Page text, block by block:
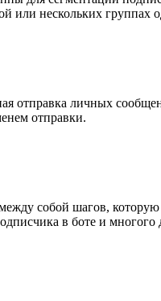
или нескольких группах
отправка личных
отправки.
собой шагов,
в боте и многого